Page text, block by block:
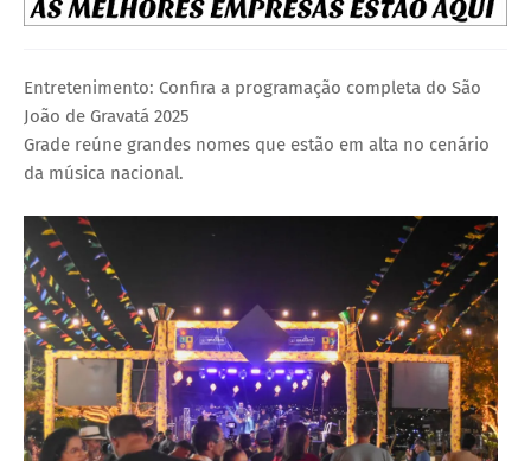
Entretenimento: Confira a programação completa do São
João de Gravatá 2025
Grade reúne grandes nomes que estão em alta no cenário
da música nacional.